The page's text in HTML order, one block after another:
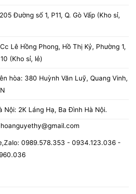
Đường số 1, P11, Q. Gò Vấp (Kho sỉ,
Lê Hồng Phong, Hồ Thị Kỷ, Phường 1,
(Kho sỉ, lẻ)
hòa: 380 Huỳnh Văn Luỹ, Quang Vinh,
Nội: 2K Láng Hạ, Ba Đình Hà Nội.
hoanguyethy@gmail.com
0989.578.353 - 0934.123.036 -